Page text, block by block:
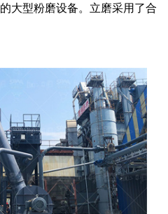
大型粉磨设备。立磨采用了合